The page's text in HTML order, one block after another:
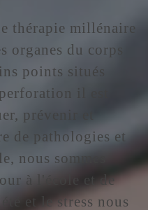
thérapie millénaire
organes du corps
points situés
il est
prévenir et
de pathologies et
nous sommes
à l'école et de
et le stress nous